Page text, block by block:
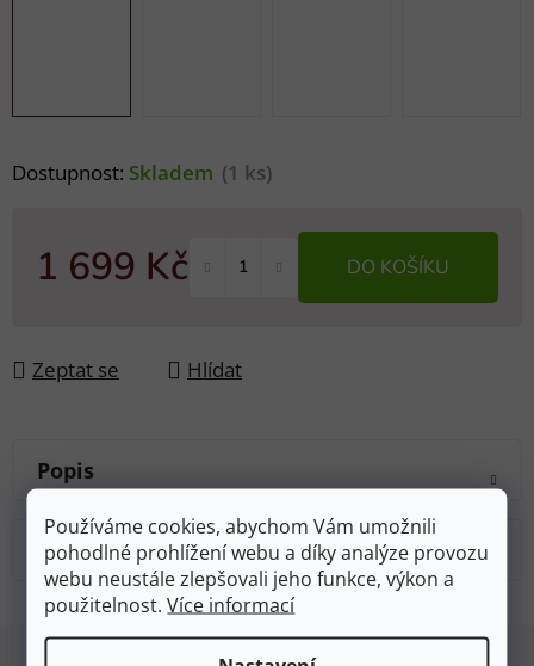
Používáme cookies, abychom Vám umožnili
pohodlné prohlížení webu a díky analýze provozu
webu neustále zlepšovali jeho funkce, výkon a
použitelnost.Více informací
Dostupnost: Skladem (1 ks)
1 699 Kč DO KOŠÍKU
Zeptat se Hlídat
Popis
Diskuze